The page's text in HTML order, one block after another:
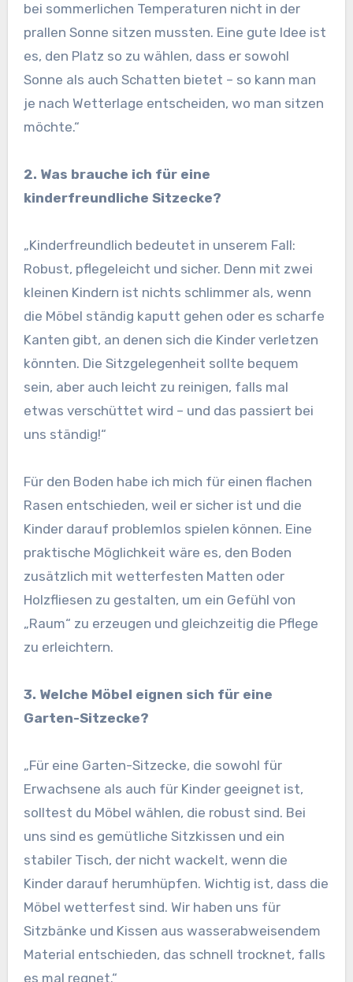
bei sommerlichen Temperaturen nicht in der
prallen Sonne sitzen mussten. Eine gute Idee ist
es, den Platz so zu wählen, dass er sowohl
Sonne als auch Schatten bietet – so kann man
je nach Wetterlage entscheiden, wo man sitzen
möchte.“
2. Was brauche ich für eine
kinderfreundliche Sitzecke?
„Kinderfreundlich bedeutet in unserem Fall:
Robust, pflegeleicht und sicher. Denn mit zwei
kleinen Kindern ist nichts schlimmer als, wenn
die Möbel ständig kaputt gehen oder es scharfe
Kanten gibt, an denen sich die Kinder verletzen
könnten. Die Sitzgelegenheit sollte bequem
sein, aber auch leicht zu reinigen, falls mal
etwas verschüttet wird – und das passiert bei
uns ständig!“
Für den Boden habe ich mich für einen flachen
Rasen entschieden, weil er sicher ist und die
Kinder darauf problemlos spielen können. Eine
praktische Möglichkeit wäre es, den Boden
zusätzlich mit wetterfesten Matten oder
Holzfliesen zu gestalten, um ein Gefühl von
„Raum“ zu erzeugen und gleichzeitig die Pflege
zu erleichtern.
3. Welche Möbel eignen sich für eine
Garten-Sitzecke?
„Für eine Garten-Sitzecke, die sowohl für
Erwachsene als auch für Kinder geeignet ist,
solltest du Möbel wählen, die robust sind. Bei
uns sind es gemütliche Sitzkissen und ein
stabiler Tisch, der nicht wackelt, wenn die
Kinder darauf herumhüpfen. Wichtig ist, dass die
Möbel wetterfest sind. Wir haben uns für
Sitzbänke und Kissen aus wasserabweisendem
Material entschieden, das schnell trocknet, falls
es mal regnet.“